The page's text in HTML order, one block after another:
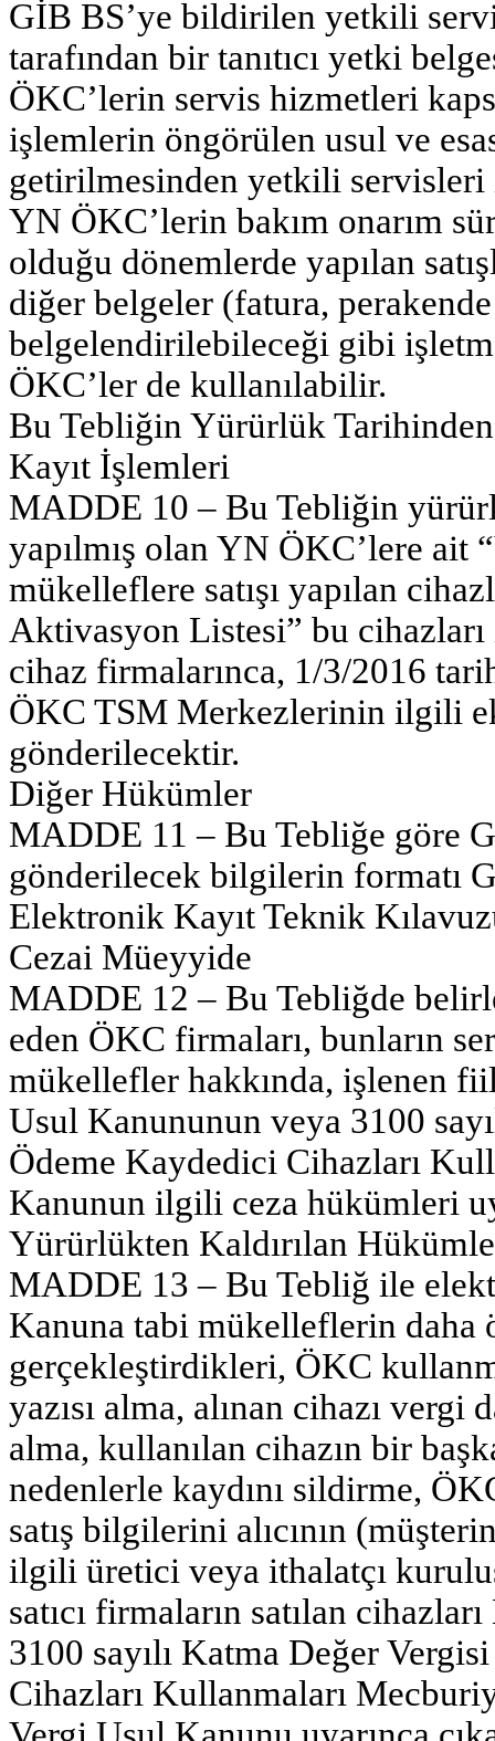
GİB BS’ye bildirilen yetkili
tarafından bir tanıtıcı yetki
ÖKC’lerin servis hizmetleri
işlemlerin öngörülen usul ve
getirilmesinden yetkili
YN ÖKC’lerin bakım onarım
olduğu dönemlerde yapılan
diğer belgeler (fatura,
belgelendirilebileceği gibi
ÖKC’ler de kullanılabilir.
Bu Tebliğin Yürürlük Tarihinden
Kayıt İşlemleri
MADDE 10 – Bu Tebliğin
yapılmış olan YN ÖKC’lere ait
mükelleflere satışı yapılan
Aktivasyon Listesi” bu
cihaz firmalarınca, 1/3/2016
ÖKC TSM Merkezlerinin ilgili
gönderilecektir.
Diğer Hükümler
MADDE 11 – Bu Tebliğe göre
gönderilecek bilgilerin formatı
Elektronik Kayıt Teknik
Cezai Müeyyide
MADDE 12 – Bu Tebliğde
eden ÖKC firmaları, bunların
mükellefler hakkında, işlenen
Usul Kanununun veya 3100
Ödeme Kaydedici Cihazları
Kanunun ilgili ceza hükümleri
Yürürlükten Kaldırılan
MADDE 13 – Bu Tebliğ ile
Kanuna tabi mükelleflerin daha
gerçekleştirdikleri, ÖKC
yazısı alma, alınan cihazı
alma, kullanılan cihazın bir
nedenlerle kaydını sildirme,
satış bilgilerini alıcının
ilgili üretici veya ithalatçı
satıcı firmaların satılan
3100 sayılı Katma Değer
Cihazları Kullanmaları